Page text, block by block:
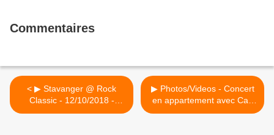
Commentaires
< ▶ Stavanger @ Rock
Classic - 12/10/2018 -
21h00 - Entrée gratuite /
▶ Photos/Videos - Concert
en appartement avec Cari
Q (USA) @ Chez Kaufmann